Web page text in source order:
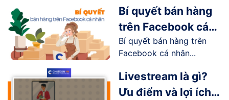
trường
Bí quyết bán hàng
trên Facebook cá
nhân hiệu quả
Bí quyết bán hàng trên
Facebook cá nhân...
Livestream là gì?
Ưu điểm và lợi ích